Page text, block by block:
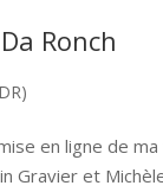
Ronch
en ligne de
Gravier et